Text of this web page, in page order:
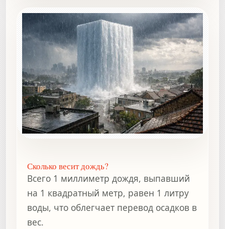
Сколько весит дождь?
Всего 1 миллиметр дождя, выпавший
на 1 квадратный метр, равен 1 литру
воды, что облегчает перевод осадков в
вес.